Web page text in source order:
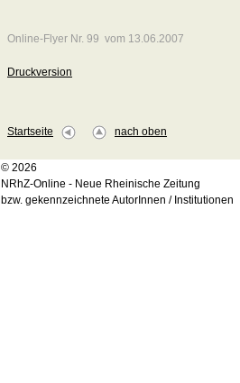
Online-Flyer Nr. 99 vom 13.06.2007
Druckversion
Startseite nach oben
© 2026
NRhZ-Online - Neue Rheinische Zeitung
bzw. gekennzeichnete AutorInnen / Institutionen